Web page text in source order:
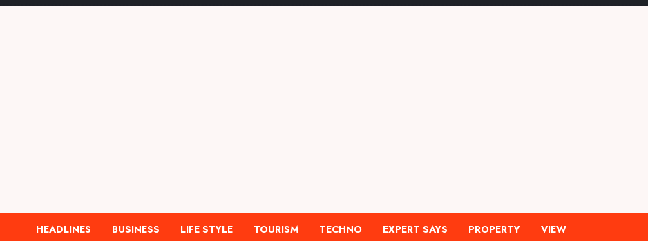
HEADLINES BUSINESS LIFE STYLE TOURISM TECHNO EXPERT SAYS PROPERTY VIEW